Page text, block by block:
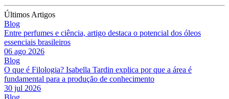
Últimos Artigos
Blog
Entre perfumes e ciência, artigo destaca o potencial dos óleos
essenciais brasileiros
06 ago 2026
Blog
O que é Filologia? Isabella Tardin explica por que a área é
fundamental para a produção de conhecimento
30 jul 2026
Blog